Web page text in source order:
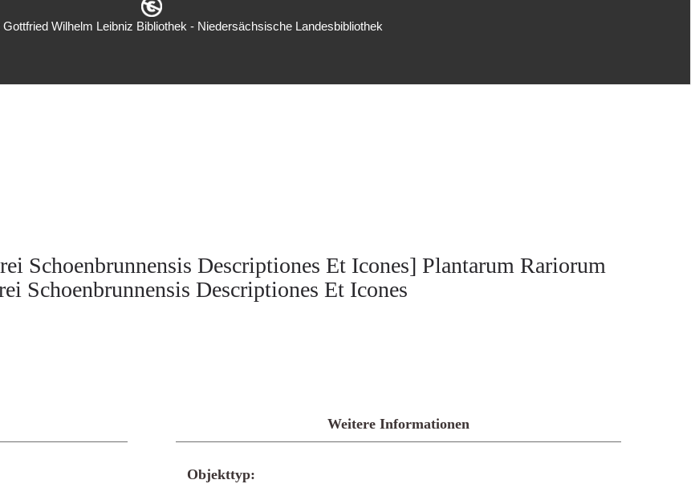
Gottfried Wilhelm Leibniz Bibliothek - Niedersächsische Landesbibliothek
Schoenbrunnensis Descriptiones Et Icones] Plantarum Rariorum
Schoenbrunnensis Descriptiones Et Icones
Weitere Informationen
Objekttyp: